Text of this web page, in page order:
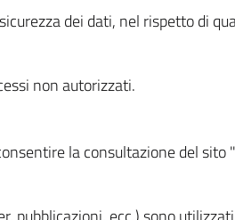
dei dati, nel rispetto di
non autorizzati.
la consultazione del